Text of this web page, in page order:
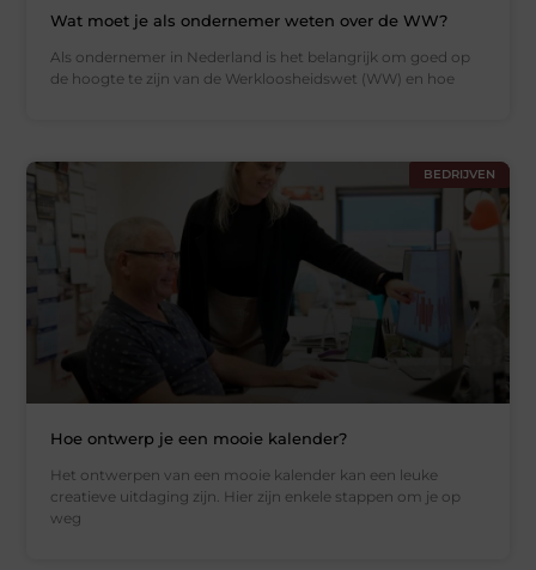
Wat moet je als ondernemer weten over de WW?
Als ondernemer in Nederland is het belangrijk om goed op
de hoogte te zijn van de Werkloosheidswet (WW) en hoe
BEDRIJVEN
Hoe ontwerp je een mooie kalender?
Het ontwerpen van een mooie kalender kan een leuke
creatieve uitdaging zijn. Hier zijn enkele stappen om je op
weg